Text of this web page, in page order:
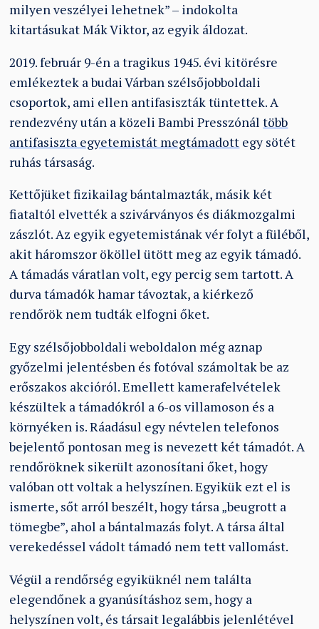
milyen veszélyei lehetnek” – indokolta
kitartásukat Mák Viktor, az egyik áldozat.
2019. február 9-én a tragikus 1945. évi kitörésre
emlékeztek a budai Várban szélsőjobboldali
csoportok, ami ellen antifasiszták tüntettek. A
rendezvény után a közeli Bambi Presszónáltöbb
antifasiszta egyetemistát megtámadott egy sötét
ruhás társaság.
Kettőjüket fizikailag bántalmazták, másik két
fiataltól elvették a szivárványos és diákmozgalmi
zászlót. Az egyik egyetemistának vér folyt a füléből,
akit háromszor ököllel ütött meg az egyik támadó.
A támadás váratlan volt, egy percig sem tartott. A
durva támadók hamar távoztak, a kiérkező
rendőrök nem tudták elfogni őket.
Egy szélsőjobboldali weboldalon még aznap
győzelmi jelentésben és fotóval számoltak be az
erőszakos akcióról. Emellett kamerafelvételek
készültek a támadókról a 6-os villamoson és a
környéken is. Ráadásul egy névtelen telefonos
bejelentő pontosan meg is nevezett két támadót. A
rendőröknek sikerült azonosítani őket, hogy
valóban ott voltak a helyszínen. Egyikük ezt el is
ismerte, sőt arról beszélt, hogy társa „beugrott a
tömegbe”, ahol a bántalmazás folyt. A társa által
verekedéssel vádolt támadó nem tett vallomást.
Végül a rendőrség egyiküknél nem találta
elegendőnek a gyanúsításhoz sem, hogy a
helyszínen volt, és társait legalábbis jelenlétével